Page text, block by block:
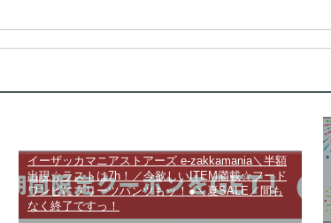
イーザッカマニアストアーズ e-zakkamania＼半額
出現☆ラストは7h！／今欲しいITEM満載☆フード
ワンピにプリーツパンツもッ！●＼夏SALE／間も
なく終了ですっ！